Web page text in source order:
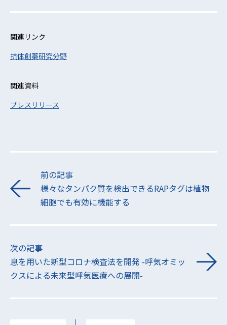
関連リンク
抗体創薬研究分野
関連資料
プレスリリース
前の記事
様々なタンパク質を検出できるRAPタグは植物
細胞でも有効に機能する
次の記事
息を用いた新型コロナ検査法を開発 -呼気オミッ
クスによる未来型呼気医療への展開-